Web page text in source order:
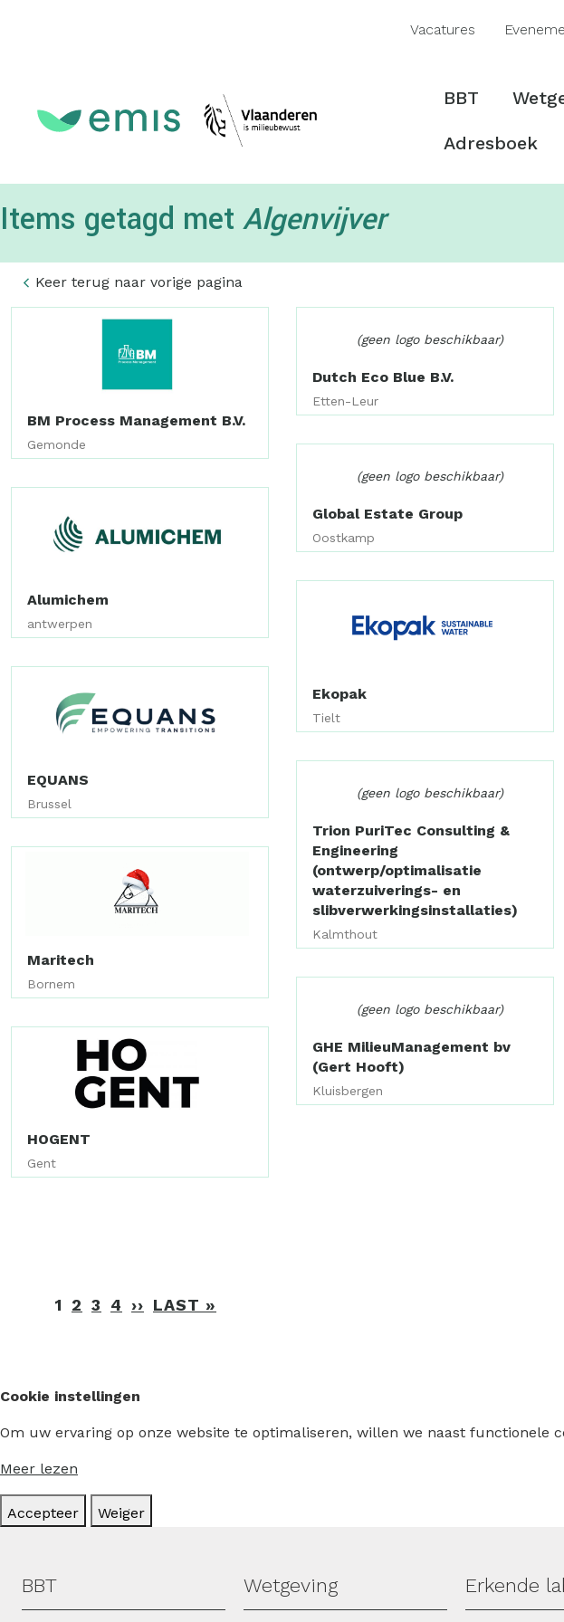
Vacatures
BBT
Adresboek
Items getagd met Algenvijver
Keer terug naar vorige pagina
BM Process Management B.V.
Gemonde
(geen logo beschikbaar)
Dutch Eco Blue B.V.
Etten-Leur
(geen logo beschikbaar)
Global Estate Group
Oostkamp
Alumichem
antwerpen
Ekopak
Tielt
EQUANS
Brussel
(geen logo beschikbaar)
Trion PuriTec Consulting &
Engineering
(ontwerp/optimalisatie
waterzuiverings- en
slibverwerkingsinstallaties)
Kalmthout
Maritech
Bornem
(geen logo beschikbaar)
GHE MilieuManagement bv
(Gert Hooft)
Kluisbergen
HOGENT
Gent
Paginering
1 2 3 4 ›› VOLGENDE
LAST »
Cookie instellingen
Om uw ervaring op onze website te optimaliseren, willen we naast functionele
Meer lezen
Accepteer Weiger
Hoofdmenu
BBT Wetgeving Erkende